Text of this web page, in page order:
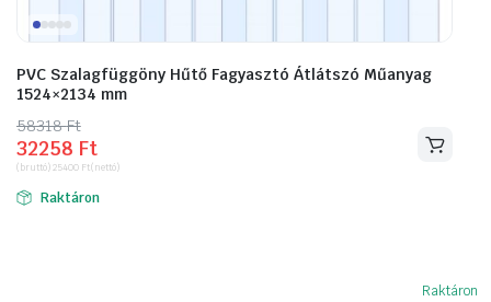
PVC Szalagfüggöny Hűtő Fagyasztó Átlátszó Műanyag
1524×2134 mm
58318Ft
Original
price
was:
58318 Ft.
32258 Ft
Current
price
is:
32258 Ft.
(bruttó)25400 Ft(nettó)
Raktáron
Raktáron